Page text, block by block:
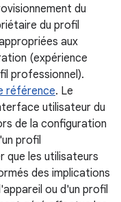
du
du profil
aux
(expérience
professionnel).
référence. Le
utilisateur du
de la configuration
profil
que les utilisateurs
des implications
ou d'un profil